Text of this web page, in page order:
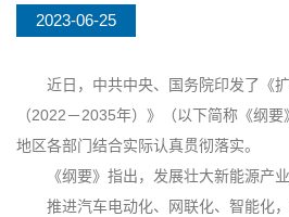
2023-06-25
近日，中共中央、国务院印发了《
（2022－2035年）》（以下简称《纲
地区各部门结合实际认真贯彻落实。
《纲要》指出，发展壮大新能源产业
推进汽车电动化、网联化、智能化